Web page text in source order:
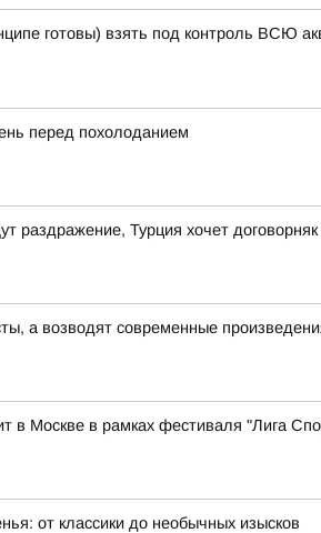
готовы) взять под контроль ВСЮ
перед похолоданием
раздражение, Турция хочет
а возводят современные
в Москве в рамках фестиваля "Лига
от классики до необычных изысков